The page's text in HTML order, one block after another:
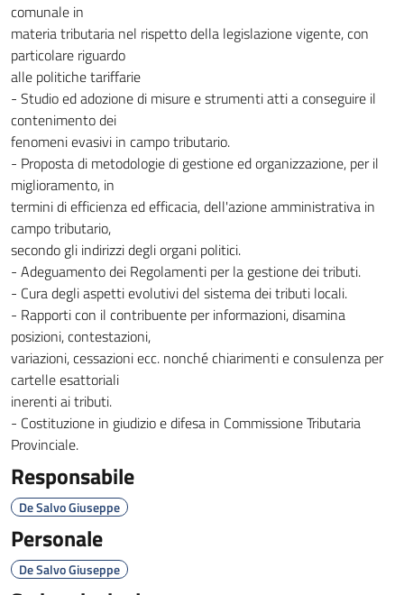
comunale in
materia tributaria nel rispetto della legislazione vigente, con
particolare riguardo
alle politiche tariffarie
- Studio ed adozione di misure e strumenti atti a conseguire il
contenimento dei
fenomeni evasivi in campo tributario.
- Proposta di metodologie di gestione ed organizzazione, per il
miglioramento, in
termini di efficienza ed efficacia, dell'azione amministrativa in
campo tributario,
secondo gli indirizzi degli organi politici.
- Adeguamento dei Regolamenti per la gestione dei tributi.
- Cura degli aspetti evolutivi del sistema dei tributi locali.
- Rapporti con il contribuente per informazioni, disamina
posizioni, contestazioni,
variazioni, cessazioni ecc. nonché chiarimenti e consulenza per
cartelle esattoriali
inerenti ai tributi.
- Costituzione in giudizio e difesa in Commissione Tributaria
Provinciale.
Responsabile
De Salvo Giuseppe
Personale
De Salvo Giuseppe